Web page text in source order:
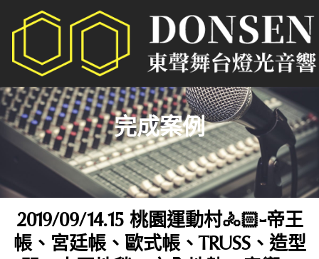
完成案例
2019/09/14.15 桃園運動村🚴🏻‍-帝王
帳、宮廷帳、歐式帳、TRUSS、造型